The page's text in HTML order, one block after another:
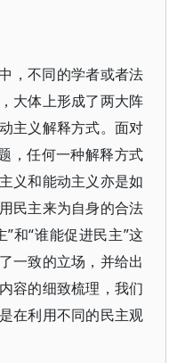
，不同的学者或者法
大体上形成了两大阵
主义解释方式。面对
，任何一种解释方式
义和能动主义亦是如
民主来为自身的合法
和“谁能促进民主”这
一致的立场，并给出
容的细致梳理，我们
在利用不同的民主观